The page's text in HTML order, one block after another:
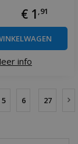
€ 1 91
info
5 6 27